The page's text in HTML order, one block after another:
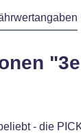
- die